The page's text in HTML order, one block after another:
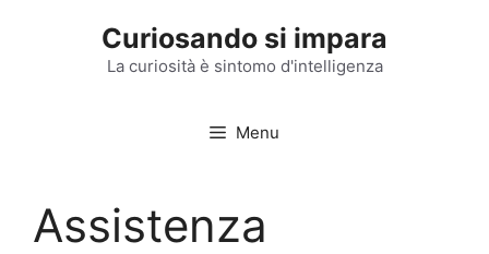
Curiosando si impara
La curiosità è sintomo d'intelligenza
Menu
Assistenza